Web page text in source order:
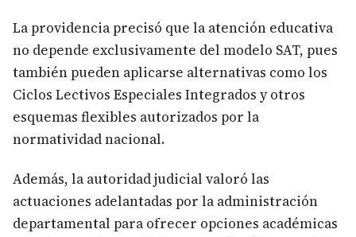
La providencia precisó que la atención educativa
no depende exclusivamente del modelo SAT, pues
también pueden aplicarse alternativas como los
Ciclos Lectivos Especiales Integrados y otros
esquemas flexibles autorizados por la
normatividad nacional.
Además, la autoridad judicial valoró las
actuaciones adelantadas por la administración
departamental para ofrecer opciones académicas